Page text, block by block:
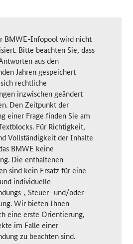
BMWE-Infopool wird nicht
Bitte beachten Sie, dass
aus den
Jahren gespeichert
rechtliche
inzwischen geändert
Den Zeitpunkt der
einer Frage finden Sie am
Für Richtigkeit,
Vollständigkeit der Inhalte
BMWE keine
Die enthaltenen
sind kein Ersatz für eine
individuelle
, Steuer- und/oder
Wir bieten Ihnen
eine erste Orientierung,
im Falle einer
zu beachten sind.